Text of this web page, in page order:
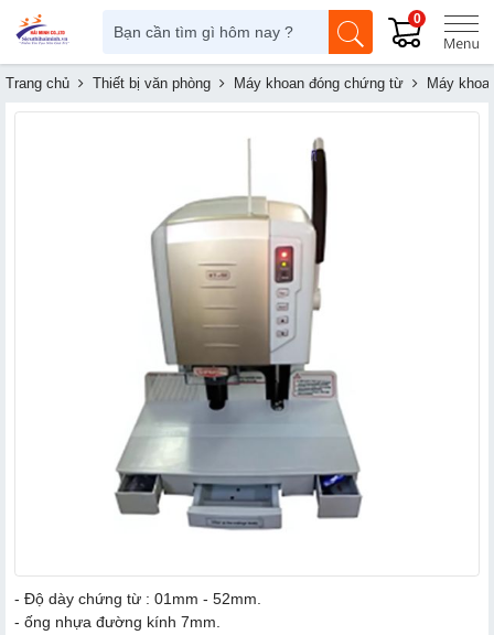
0
Trang chủ Thiết bị văn phòng Máy khoan đóng chứng từ Máy
- Độ dày chứng từ : 01mm - 52mm.
- ống nhựa đường kính 7mm.